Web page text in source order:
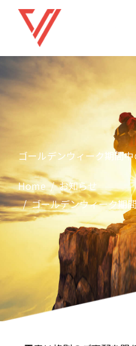
ゴールデンウィーク期間
Home
お知らせ
ゴールデンウィーク期